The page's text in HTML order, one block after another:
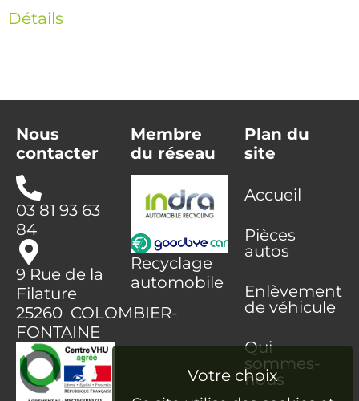
Détails
Nous
contacter
03 81 93 63
84
9 Rue de la
Filature
25260 COLOMBIER-
FONTAINE
Membre
du réseau
Recyclage
automobile
Plan du
site
Accueil
Pièces
autos
Enlèvement
de véhicule
Qui
sommes-
nous